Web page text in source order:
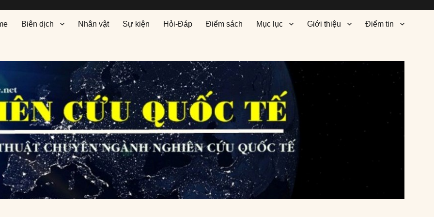
Biên dịch Nhân vật Sự kiện Hỏi-Đáp Điểm sách Mục lục Giới thiệu Điểm tin